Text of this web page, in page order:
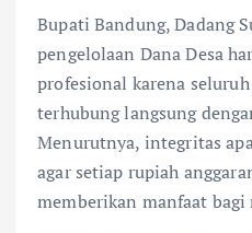
Bupati Bandung, Dadang
pengelolaan Dana Desa
profesional karena
terhubung langsung
Menurutnya, integritas
agar setiap rupiah
memberikan manfaat bagi